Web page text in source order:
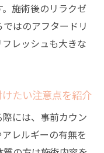
施術後のリラクゼ
はのアフタードリ
レッシュも大きな
たい注意点を紹介
には、事前カウン
レルギーの有無を